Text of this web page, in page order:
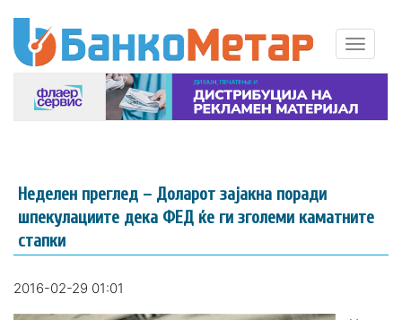
Неделен преглед – Доларот зајакна поради
шпекулациите дека ФЕД ќе ги зголеми каматните
стапки
2016-02-29 01:01